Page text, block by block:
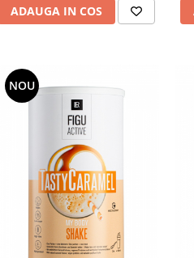
ADAUGA IN COS
NOU